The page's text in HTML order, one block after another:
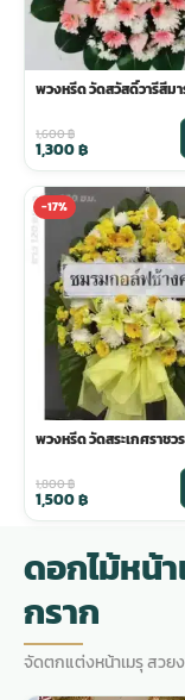
พวงหรีด วัดสวัสดิ์วารีสีมา
1,600฿
1,300฿
-17%
พวงหรีด วัดสระเกศราชว
1,800฿
1,500฿
ดอกไม้หน้
กราก
จัดตกแต่งหน้าเมรุ สวย